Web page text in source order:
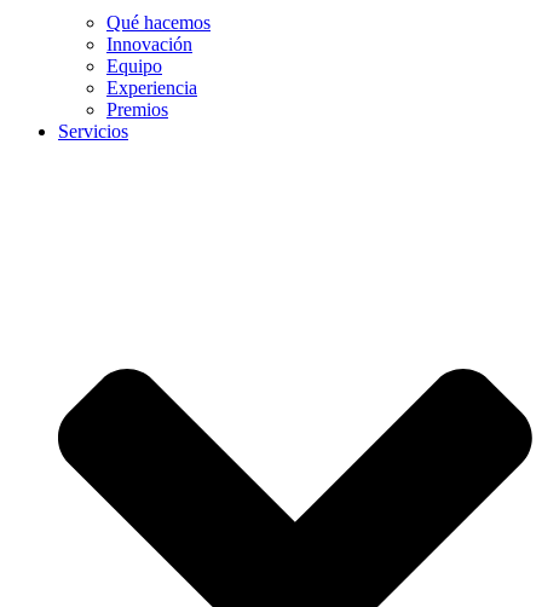
Qué hacemos
Innovación
Equipo
Experiencia
Premios
Servicios